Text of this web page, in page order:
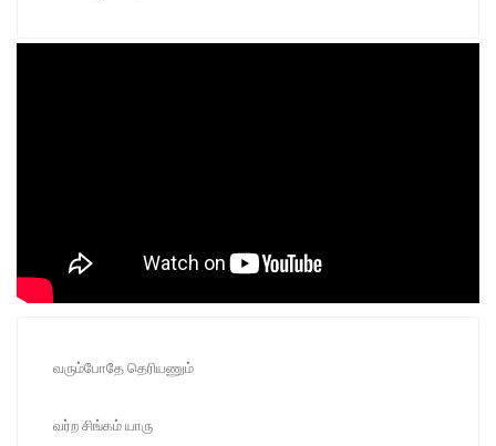
வரும்போதே தெரியணும்
வர்ற சிங்கம் யாரு